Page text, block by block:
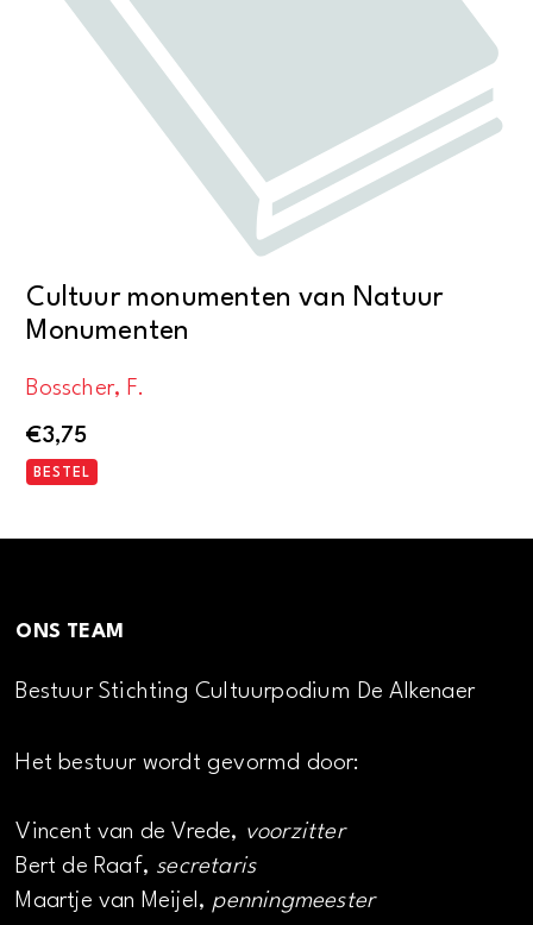
Cultuur monumenten van Natuur
Monumenten
Bosscher, F.
€3,75
BESTEL
ONS TEAM
Bestuur Stichting Cultuurpodium De Alkenaer
Het bestuur wordt gevormd door:
Vincent van de Vrede, voorzitter
Bert de Raaf, secretaris
Maartje van Meijel, penningmeester